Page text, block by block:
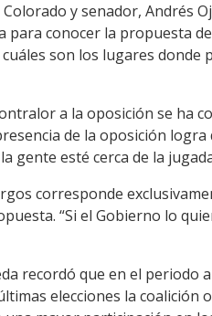
y senador, Andrés
conocer la propuesta
son los lugares
a la oposición se ha
de la oposición
gente esté cerca de la
corresponde
“Si el Gobierno lo
recordó que en el
elecciones la coalición